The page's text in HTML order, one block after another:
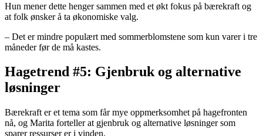
Hun mener dette henger sammen med et økt fokus på bærekraft og
at folk ønsker å ta økonomiske valg.
– Det er mindre populært med sommerblomstene som kun varer i tre
måneder før de må kastes.
Hagetrend #5: Gjenbruk og alternative
løsninger
Bærekraft er et tema som får mye oppmerksomhet på hagefronten
nå, og Marita forteller at gjenbruk og alternative løsninger som
sparer ressurser er i vinden.